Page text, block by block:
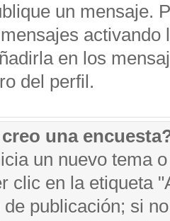
un mensaje.
en los
del perfil.
una
un nuevo tema
clic en la etiqueta
publicación; si